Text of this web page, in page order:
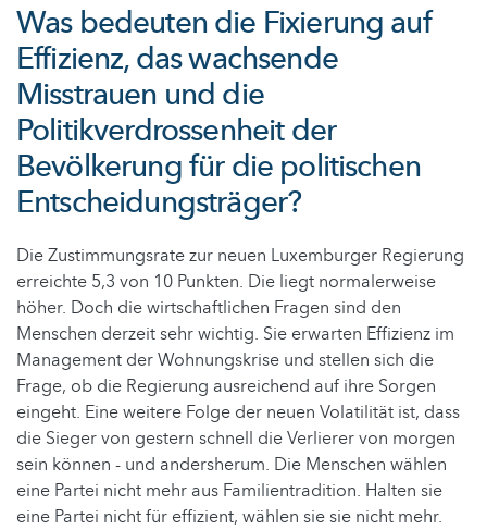
Was bedeuten die Fixierung auf
Effizienz, das wachsende
Misstrauen und die
Politikverdrossenheit der
Bevölkerung für die politischen
Entscheidungsträger?
Die Zustimmungsrate zur neuen Luxemburger Regierung
erreichte 5,3 von 10 Punkten. Die liegt normalerweise
höher. Doch die wirtschaftlichen Fragen sind den
Menschen derzeit sehr wichtig. Sie erwarten Effizienz im
Management der Wohnungskrise und stellen sich die
Frage, ob die Regierung ausreichend auf ihre Sorgen
eingeht. Eine weitere Folge der neuen Volatilität ist, dass
die Sieger von gestern schnell die Verlierer von morgen
sein können - und andersherum. Die Menschen wählen
eine Partei nicht mehr aus Familientradition. Halten sie
eine Partei nicht für effizient, wählen sie sie nicht mehr.